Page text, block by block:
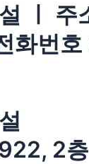
ㅣ
화번
2층